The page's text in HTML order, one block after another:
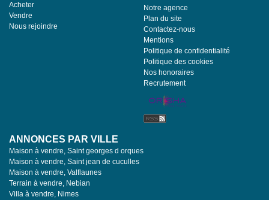
Acheter
Vendre
Nous rejoindre
Notre agence
Plan du site
Contactez-nous
Mentions
Politique de confidentialité
Politique des cookies
Nos honoraires
Recrutement
ANNONCES PAR VILLE
Maison à vendre, Saint georges d orques
Maison à vendre, Saint jean de cuculles
Maison à vendre, Valflaunes
Terrain à vendre, Nebian
Villa à vendre, Nimes